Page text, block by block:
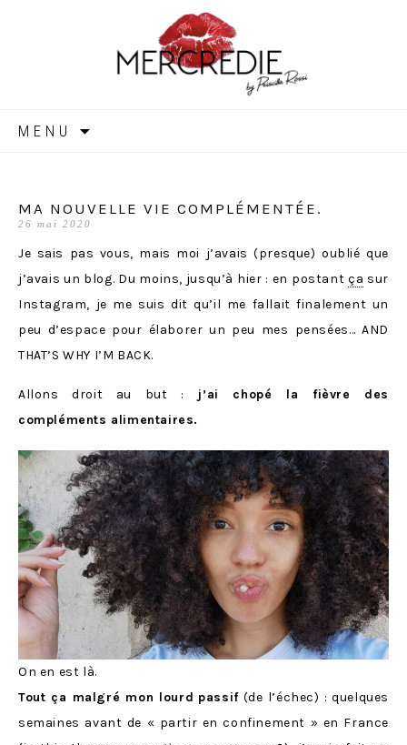
MERCREDIE
MENU
MA NOUVELLE VIE COMPLÉMENTÉE.
26 mai 2020
Je sais pas vous, mais moi j’avais (presque) oublié que
j’avais un blog. Du moins, jusqu’à hier : en postantça sur
Instagram, je me suis dit qu’il me fallait finalement un
peu d’espace pour élaborer un peu mes pensées… AND
THAT’S WHY I’M BACK.
Allons droit au but : j’ai chopé la fièvre des
compléments alimentaires.
On en est là.
Tout ça malgré mon lourd passif(de l’échec) : quelques
semaines avant de « partir en confinement » en France